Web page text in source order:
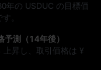
年の USDUC の目標価
す。
測（14年後）
上昇し、取引価格は ¥